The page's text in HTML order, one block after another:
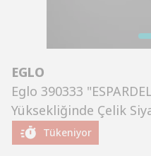
EGLO
Eglo 390333
Yüksekliğinde Çelik
Tükeniyor